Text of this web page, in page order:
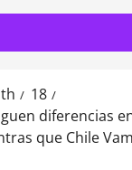
th
18
diferencias
que Chile